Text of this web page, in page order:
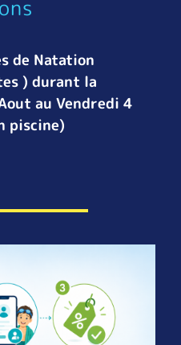
de Natation
) durant la
au Vendredi 4
piscine)